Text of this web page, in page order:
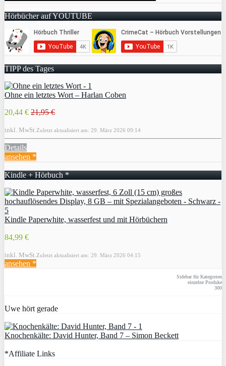
Hörbücher auf YOUTUBE
TIPP des Tages
Ohne ein letztes Wort – Harlan Coben
20,44 € 21,95 €
inkl. MwSt. Zuletzt aktualisiert am: 29. März 2026 09:14
Details
ansehen *
Kindle + Hörbuch *
Kindle Paperwhite, wasserfest und mit Hörbüchern
84,99 €
inkl. MwSt. Zuletzt aktualisiert am: 29. März 2026 04:15
ansehen *
Sidebar für Kategorien
einzelne Produke
300
Uwe hört gerade
Knochenkälte: David Hunter, Band 7 – Simon Beckett
*Affiliate Links